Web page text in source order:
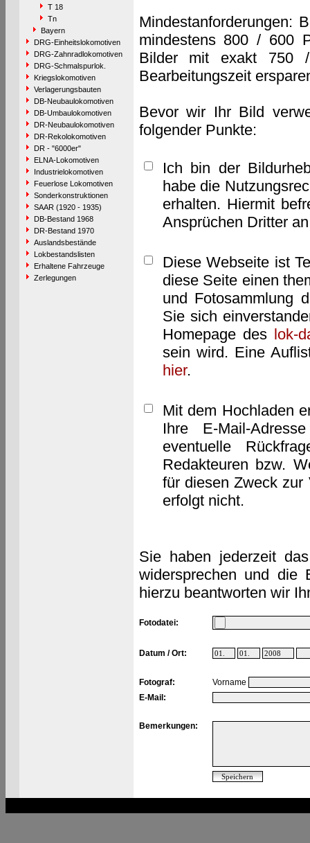
T 18
Tn
Bayern
DRG-Einheitslokomotiven
DRG-Zahnradlokomotiven
DRG-Schmalspurlok.
Kriegslokomotiven
Verlagerungsbauten
DB-Neubaulokomotiven
DB-Umbaulokomotiven
DR-Neubaulokomotiven
DR-Rekolokomotiven
DR - "6000er"
ELNA-Lokomotiven
Industrielokomotiven
Feuerlose Lokomotiven
Sonderkonstruktionen
SAAR (1920 - 1935)
DB-Bestand 1968
DR-Bestand 1970
Auslandsbestände
Lokbestandslisten
Erhaltene Fahrzeuge
Zerlegungen
Mindestanforderungen:
mindestens 800 / 600
Bilder mit exakt 750
Bearbeitungszeit
Bevor wir Ihr Bild
folgender Punkte:
Ich bin der
habe die
erhalten. Hiermit
Ansprüchen Dritter
Diese Webseite ist
diese Seite einen
und Fotosammlung
Sie sich
Homepage des lok-
sein wird. Eine
hier.
Mit dem Hochladen
Ihre E-Mail-
eventuelle
Redakteuren bzw.
für diesen Zweck zur
erfolgt nicht.
Sie haben jederzeit
widersprechen und die
hierzu beantworten wir
Fotodatei:
Datum / Ort:
Fotograf:
Vorname
E-Mail:
Bemerkungen: